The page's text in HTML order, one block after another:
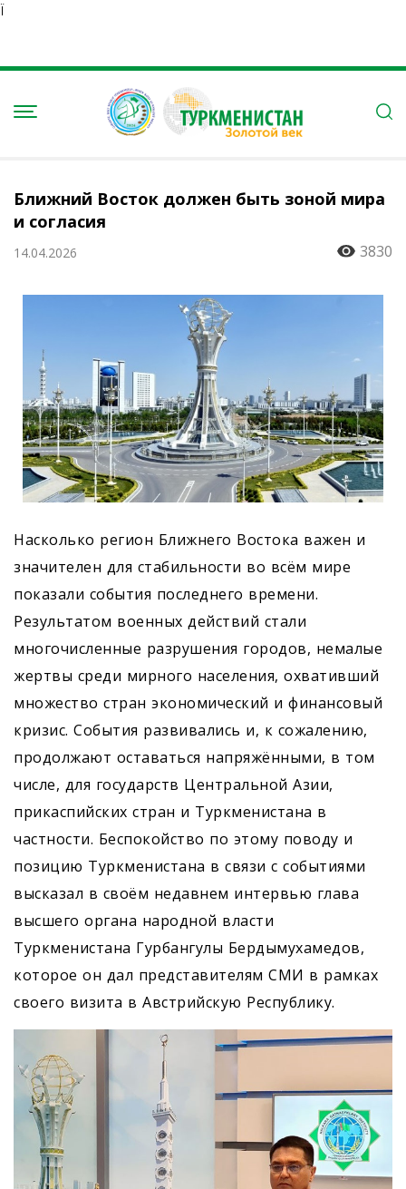
Ï
Ближний Восток должен быть зоной мира
и согласия
14.04.2026 3830
Насколько регион Ближнего Востока важен и
значителен для стабильности во всём мире
показали события последнего времени.
Результатом военных действий стали
многочисленные разрушения городов, немалые
жертвы среди мирного населения, охвативший
множество стран экономический и финансовый
кризис. События развивались и, к сожалению,
продолжают оставаться напряжёнными, в том
числе, для государств Центральной Азии,
прикаспийских стран и Туркменистана в
частности. Беспокойство по этому поводу и
позицию Туркменистана в связи с событиями
высказал в своём недавнем интервью глава
высшего органа народной власти
Туркменистана Гурбангулы Бердымухамедов,
которое он дал представителям СМИ в рамках
своего визита в Австрийскую Республику.